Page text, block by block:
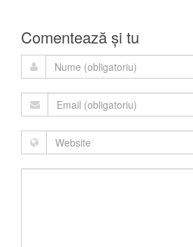
Comentează și tu